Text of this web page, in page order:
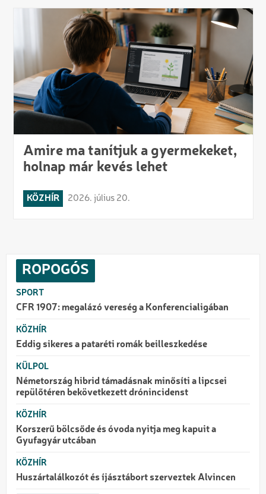
Amire ma tanítjuk a gyermekeket,
holnap már kevés lehet
KÖZHÍR 2026. július 20.
ROPOGÓS
SPORT
CFR 1907: megalázó vereség a Konferencialigában
KÖZHÍR
Eddig sikeres a pataréti romák beilleszkedése
KÜLPOL
Németország hibrid támadásnak minősíti a lipcsei
repülőtéren bekövetkezett drónincidenst
KÖZHÍR
Korszerű bölcsőde és óvoda nyitja meg kapuit a
Gyufagyár utcában
KÖZHÍR
Huszártalálkozót és íjásztábort szerveztek Alvincen